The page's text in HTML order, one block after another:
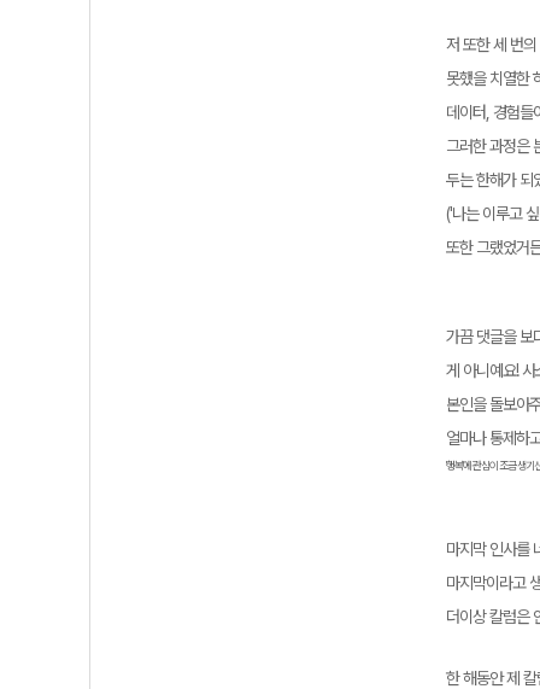
저 또한 세 번
못했을 치열한
데이터, 경험들
그러한 과정은
두는 한해가 되
('나는 이루고
또한 그랬었거
가끔 댓글을 보
게 아니예요!
본인을 돌보아
얼마나 통제하
'행복'에 관심이 조금 생기
마지막 인사를
마지막이라고
더이상 칼럼은
한 해동안 제